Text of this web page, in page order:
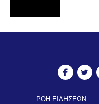
ΡΟΗ ΕΙΔΗΣΕΩΝ